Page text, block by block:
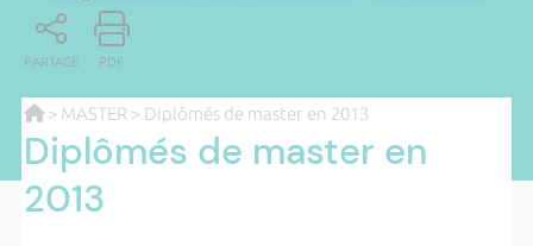
PARTAGE PDF
> MASTER > Diplômés de master en 2013
Diplômés de master en
2013